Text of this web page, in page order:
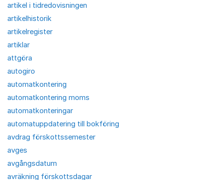
artikel i tidredovisningen
artikelhistorik
artikelregister
artiklar
attgöra
autogiro
automatkontering
automatkontering moms
automatkonteringar
automatuppdatering till bokföring
avdrag förskottssemester
avges
avgångsdatum
avräkning förskottsdagar